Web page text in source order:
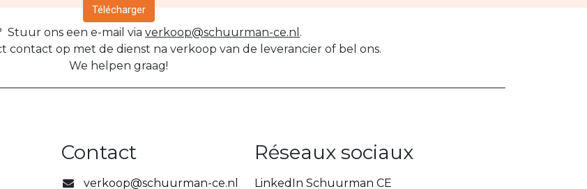
Télécharger
Stuur ons een e-mail via verkoop@schuurman-ce.nl .
contact op met de dienst na verkoop van de leverancier of bel ons.
We helpen graag!
Contact
verkoop@schuurman-ce.nl
Réseaux sociaux
LinkedIn Schuurman CE